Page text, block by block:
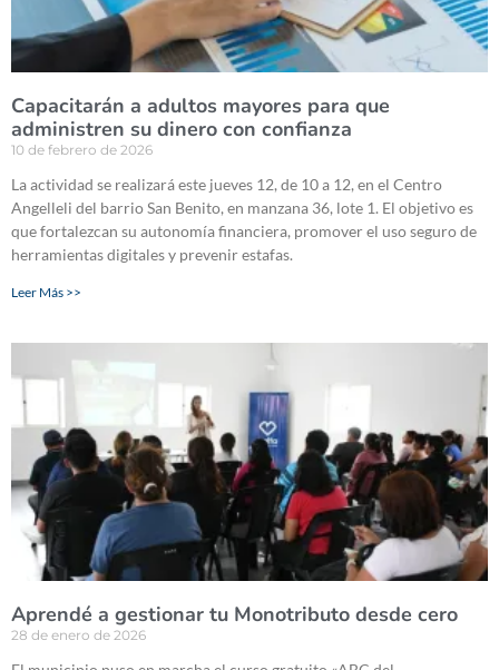
Capacitarán a adultos mayores para que
administren su dinero con confianza
10 de febrero de 2026
La actividad se realizará este jueves 12, de 10 a 12, en el Centro
Angelleli del barrio San Benito, en manzana 36, lote 1. El objetivo es
que fortalezcan su autonomía financiera, promover el uso seguro de
herramientas digitales y prevenir estafas.
Leer Más >>
Aprendé a gestionar tu Monotributo desde cero
28 de enero de 2026